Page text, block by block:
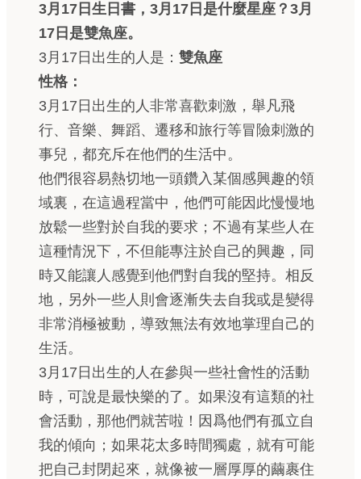
3月17日生日書，3月17日是什麼星座？3月
17日是雙魚座。
3月17日出生的人是： 雙魚座
性格：
3月17日出生的人非常喜歡刺激，舉凡飛
行、音樂、舞蹈、遷移和旅行等冒險刺激的
事兒，都充斥在他們的生活中。
他們很容易熱切地一頭鑽入某個感興趣的領
域裏，在這過程當中，他們可能因此慢慢地
放鬆一些對於自我的要求；不過有某些人在
這種情況下，不但能專注於自己的興趣，同
時又能讓人感覺到他們對自我的堅持。相反
地，另外一些人則會逐漸失去自我或是變得
非常消極被動，導致無法有效地掌理自己的
生活。
3月17日出生的人在參與一些社會性的活動
時，可說是最快樂的了。如果沒有這類的社
會活動，那他們就苦啦！因爲他們有孤立自
我的傾向；如果花太多時間獨處，就有可能
把自己封閉起來，就像被一層厚厚的繭裹住